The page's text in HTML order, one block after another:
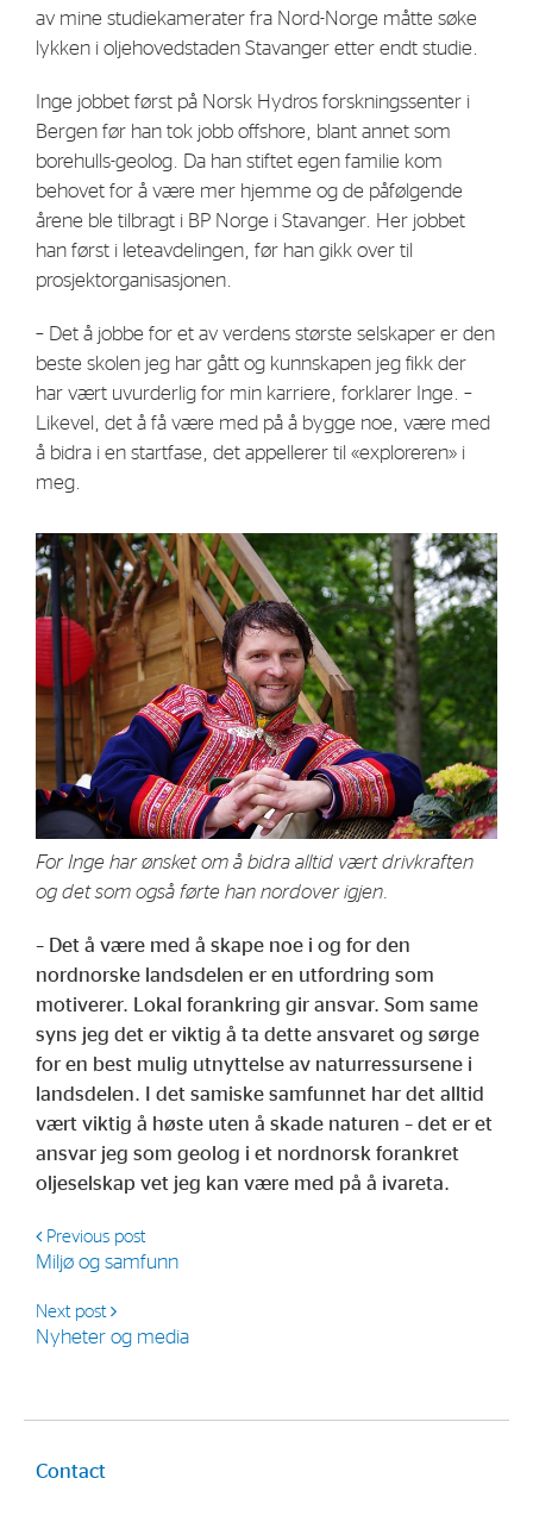
av mine studiekamerater fra Nord-Norge måtte søke
lykken i oljehovedstaden Stavanger etter endt studie.
Inge jobbet først på Norsk Hydros forskningssenter i
Bergen før han tok jobb offshore, blant annet som
borehulls-geolog. Da han stiftet egen familie kom
behovet for å være mer hjemme og de påfølgende
årene ble tilbragt i BP Norge i Stavanger. Her jobbet
han først i leteavdelingen, før han gikk over til
prosjektorganisasjonen.
– Det å jobbe for et av verdens største selskaper er den
beste skolen jeg har gått og kunnskapen jeg fikk der
har vært uvurderlig for min karriere, forklarer Inge. –
Likevel, det å få være med på å bygge noe, være med
å bidra i en startfase, det appellerer til «exploreren» i
meg.
For Inge har ønsket om å bidra alltid vært drivkraften
og det som også førte han nordover igjen.
– Det å være med å skape noe i og for den
nordnorske landsdelen er en utfordring som
motiverer. Lokal forankring gir ansvar. Som same
syns jeg det er viktig å ta dette ansvaret og sørge
for en best mulig utnyttelse av naturressursene i
landsdelen. I det samiske samfunnet har det alltid
vært viktig å høste uten å skade naturen – det er et
ansvar jeg som geolog i et nordnorsk forankret
oljeselskap vet jeg kan være med på å ivareta.
Previous post
Miljø og samfunn
Next post
Nyheter og media
Contact